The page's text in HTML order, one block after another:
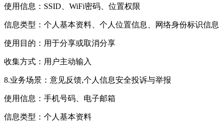
使用信息：SSID、WiFi密码、位置权限
信息类型：个人基本资料、个人位置信息、网络身份标识信息
使用目的：用于分享或取消分享
收集方式：用户主动输入
8.业务场景：意见反馈,个人信息安全投诉与举报
使用信息：手机号码、电子邮箱
信息类型：个人基本资料